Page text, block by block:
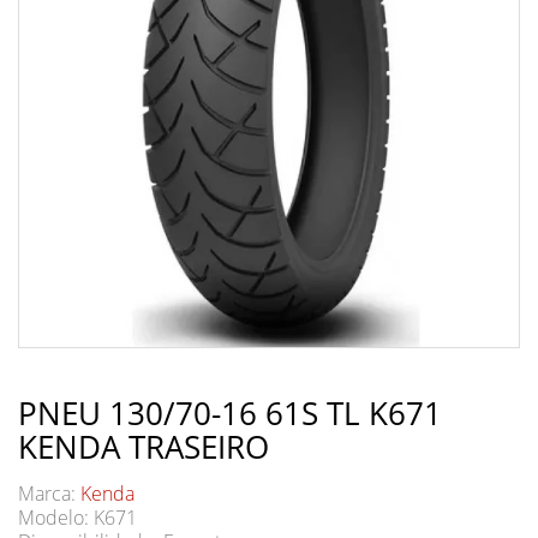
PNEU 130/70-16 61S TL K671
KENDA TRASEIRO
Marca: Kenda
Modelo: K671